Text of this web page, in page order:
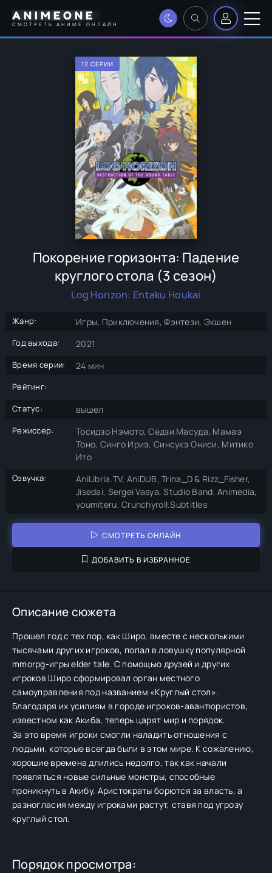
ANIMEONE
СМОТРЕТЬ АНИМЕ ОНЛАЙН
12 СЕРИИ
Покорение горизонта: Падение
круглого стола (3 сезон)
Log Horizon: Entaku Houkai
Жанр: Игры, Приключения, Фэнтези, Экшен
Год выхода: 2021
Время серии: 24 мин
Рейтинг:
Статус:
вышел
Режиссер:
Тосидзо Нэмото, Сёдзи Масуда, Мамаэ
Тоно, Синго Ириэ, Синсукэ Ониси, Митико
Ито
Озвучка:
AniLibria.TV, AniDUB, Trina_D & Rizz_Fisher,
Jisedai, Sergei Vasya, Studio Band, Animedia,
youmiteru, Crunchyroll.Subtitles
СМОТРЕТЬ ОНЛАЙН
ДОБАВИТЬ В ИЗБРАННОЕ
Описание сюжета
Прошел год с тех пор, как Широ, вместе с несколькими
тысячами других игроков, попал в ловушку популярной
mmorpg-игры elder tale. С помощью друзей и других
игроков Широ сформировал орган местного
самоуправления под названием «Круглый стол».
Благодаря их усилиям в городе игроков-авантюристов,
известном как Акиба, теперь царят мир и порядок.
За это время игроки смогли наладить отношения с
людьми, которые всегда были в этом мире. К сожалению,
хорошие времена длились недолго, так как начали
появляться новые сильные монстры, способные
проникнуть в Акибу. Аристократы борются за власть, а
разногласия между игроками растут, ставя под угрозу
круглый стол.
Порядок просмотра: